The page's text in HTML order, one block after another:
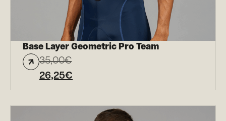
Base Layer Geometric Pro Team
35,00€
26,25€